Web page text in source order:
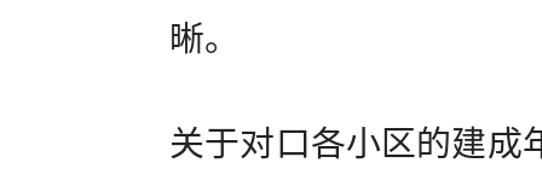
晰。
关于对口各小区的建成